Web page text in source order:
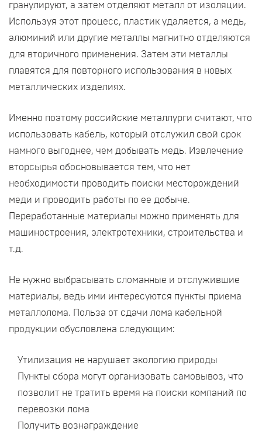
гранулируют, а затем отделяют металл от изоляции.
Используя этот процесс, пластик удаляется, а медь,
алюминий или другие металлы магнитно отделяются
для вторичного применения. Затем эти металлы
плавятся для повторного использования в новых
металлических изделиях.
Именно поэтому российские металлурги считают, что
использовать кабель, который отслужил свой срок
намного выгоднее, чем добывать медь. Извлечение
вторсырья обосновывается тем, что нет
необходимости проводить поиски месторождений
меди и проводить работы по ее добыче.
Переработанные материалы можно применять для
машиностроения, электротехники, строительства и
т.д.
Не нужно выбрасывать сломанные и отслужившие
материалы, ведь ими интересуются пункты приема
металлолома. Польза от сдачи лома кабельной
продукции обусловлена следующим:
Утилизация не нарушает экологию природы
Пункты сбора могут организовать самовывоз, что
позволит не тратить время на поиски компаний по
перевозки лома
Получить вознаграждение